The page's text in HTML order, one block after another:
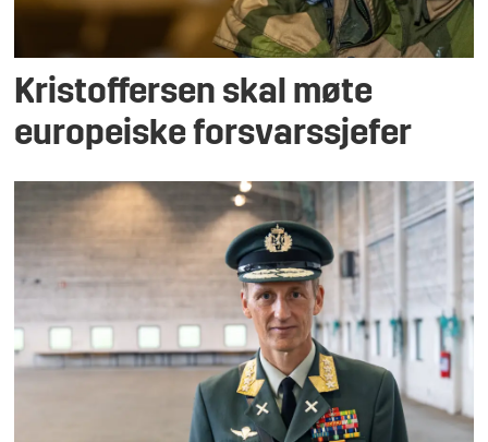
Kristoffersen skal møte
europeiske forsvarssjefer